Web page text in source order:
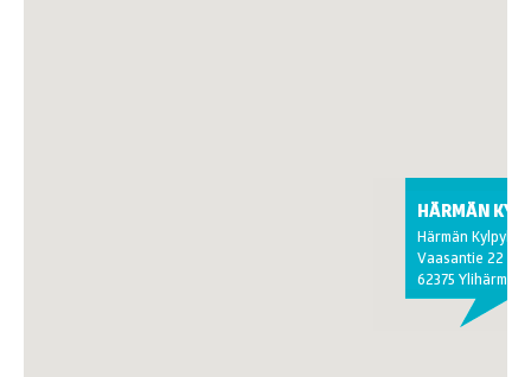
HÄRMÄN
Härmän Kylpylä
Vaasantie 22
62375 Ylihärmä